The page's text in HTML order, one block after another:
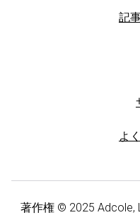
記
よ
著作権 © 2025 Adcole,